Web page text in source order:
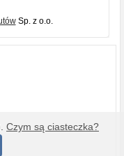
Sp. z o.o.
Czym są ciasteczka?